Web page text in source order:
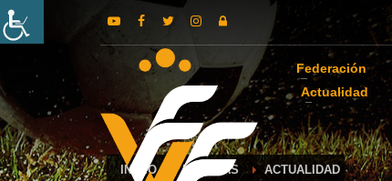
Federación
Actualidad
INICIO NOTICIAS ACTUALIDAD